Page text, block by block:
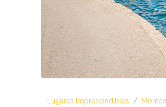
República Checa
Dinamarca
Inglaterra
Estonia
Finlandia
Francia
Alemania
Lugares Imprescindibles /